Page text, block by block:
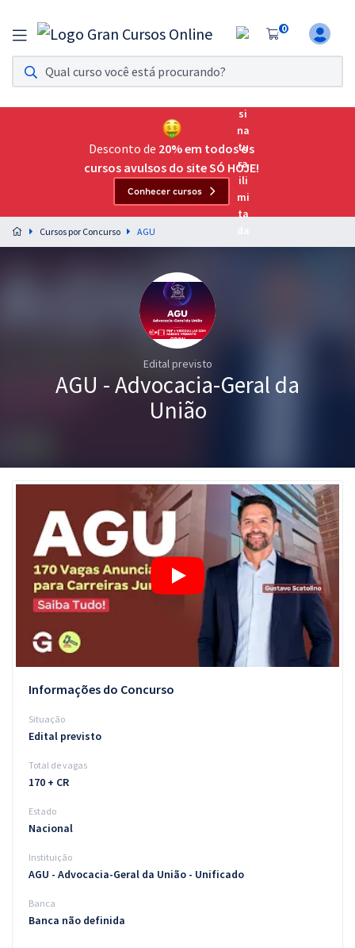
0
Assinatura Ilimitada 11
Acesso a todos os cursos. Teste grátis por 7 dias!
Assinatura OAB Até Passar
Acesso ilimitado a toda preparação para o Exame da
Preparação completa e intensiva para as principais
residências em saúde do Brasil
Questões grátis
Conteúdo gratuito
Blog
Aprovados
Desconto de 20% em todos os
cursos avulsos do site SÓ HOJE!
Conhecer cursos
Cursos por Concurso AGU
Edital previsto
AGU - Advocacia-Geral da
União
Informações do Concurso
Situação
Edital previsto
Total de vagas
170 + CR
Estado
Nacional
Instituição
AGU - Advocacia-Geral da União - Unificado
Banca
Banca não definida